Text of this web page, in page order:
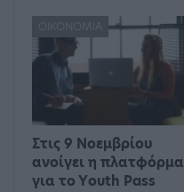
ΟΙΚΟΝΟΜΊΑ
Στις 9 Νοεμβρίου
ανοίγει η πλατφόρμα
για το Υouth Pass